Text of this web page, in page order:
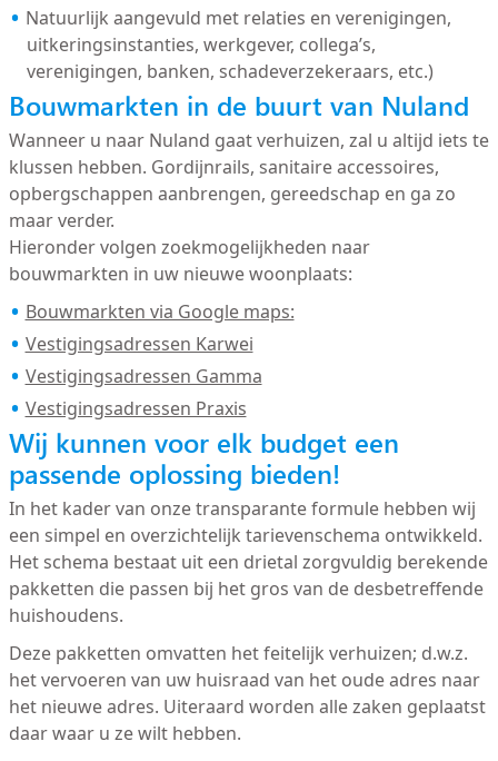
Natuurlijk aangevuld met relaties en verenigingen,
uitkeringsinstanties, werkgever, collega’s,
verenigingen, banken, schadeverzekeraars, etc.)
Bouwmarkten in de buurt van Nuland
Wanneer u naar Nuland gaat verhuizen, zal u altijd iets te
klussen hebben. Gordijnrails, sanitaire accessoires,
opbergschappen aanbrengen, gereedschap en ga zo
maar verder.
Hieronder volgen zoekmogelijkheden naar
bouwmarkten in uw nieuwe woonplaats:
Bouwmarkten via Google maps:
Vestigingsadressen Karwei
Vestigingsadressen Gamma
Vestigingsadressen Praxis
Wij kunnen voor elk budget een
passende oplossing bieden!
In het kader van onze transparante formule hebben wij
een simpel en overzichtelijk tarievenschema ontwikkeld.
Het schema bestaat uit een drietal zorgvuldig berekende
pakketten die passen bij het gros van de desbetreffende
huishoudens.
Deze pakketten omvatten het feitelijk verhuizen; d.w.z.
het vervoeren van uw huisraad van het oude adres naar
het nieuwe adres. Uiteraard worden alle zaken geplaatst
daar waar u ze wilt hebben.